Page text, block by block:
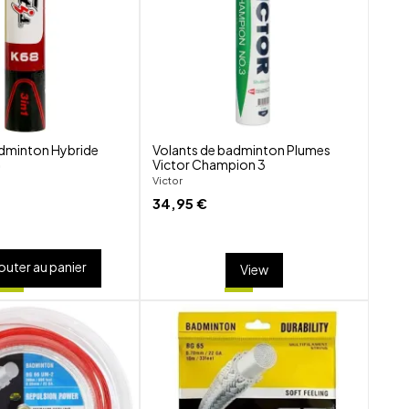
Hybride
au panier
Volants de badminton Plumes
Victor Champion 3
Victor
34,95 €
View
favorite_border
shuffle